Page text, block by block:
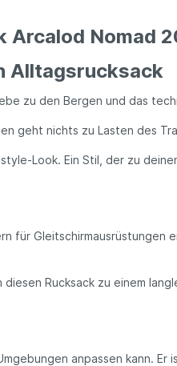
Nomad
Alltagsrucksack
zu den Bergen und das
geht nichts zu Lasten des
Look. Ein Stil, der zu
für
diesen Rucksack zu einem
anpassen kann.